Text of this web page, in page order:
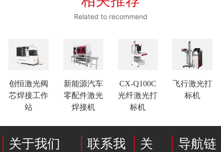
Related to recommend
创恒激光阀
芯焊接工作
站
新能源汽车
零配件激光
焊接机
CX-Q100C
光纤激光打
标机
飞行激光打
标机
关于我们
联系我
关
导航链